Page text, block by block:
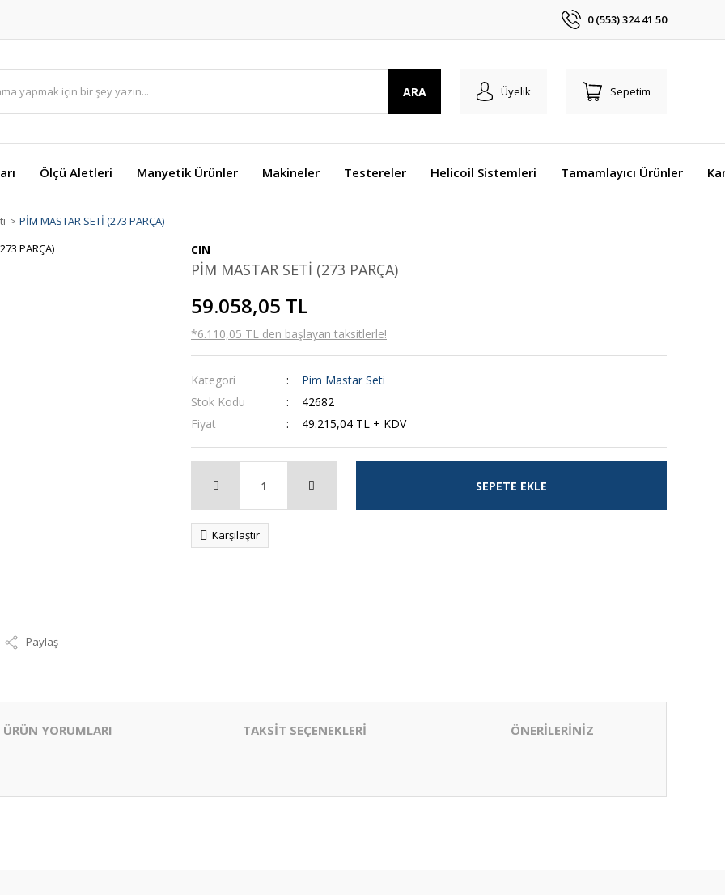
0 (553) 324 41 50
ARA Üyelik Sepetim
Ölçü Aletleri Manyetik Ürünler Makineler Testereler Helicoil Sistemleri Tamamlayıcı Ürünler
PİM MASTAR SETİ (273 PARÇA)
Paylaş
CIN
PİM MASTAR SETİ (273 PARÇA)
59.058,05 TL
*6.110,05 TL den başlayan taksitlerle!
Kategori
Pim Mastar Seti
Stok Kodu
42682
Fiyat
49.215,04 TL + KDV
SEPETE EKLE
Karşılaştır
ÜRÜN YORUMLARI TAKSİT SEÇENEKLERİ ÖNERİLERİNİZ